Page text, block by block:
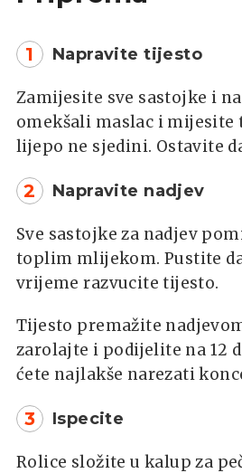
1 Napravite tijesto
Zamijesite sve sastojke i
omekšali maslac i mijesite
lijepo ne sjedini. Ostavite
2 Napravite nadjev
Sve sastojke za nadjev
toplim mlijekom. Pustite
vrijeme razvucite tijesto.
Tijesto premažite
zarolajte i podijelite na 12
ćete najlakše narezati
3 Ispecite
Rolice složite u kalup za